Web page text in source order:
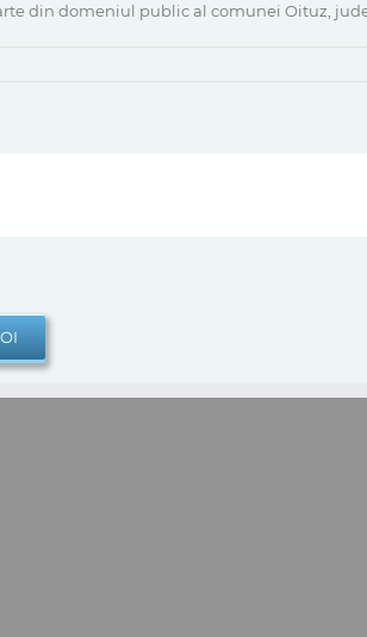
din domeniul public al comunei Oituz,